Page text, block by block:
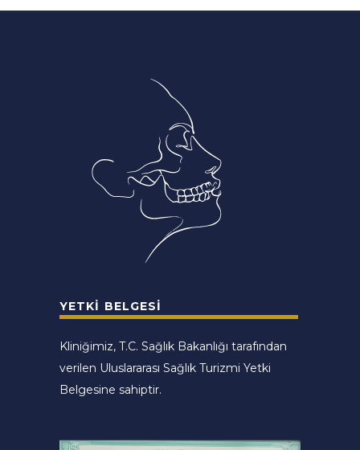
YETKI BELGESI
Kliniğimiz, T.C. Sağlık Bakanlığı tarafından
verilen Uluslararası Sağlık Turizmi Yetki
Belgesine sahiptir.